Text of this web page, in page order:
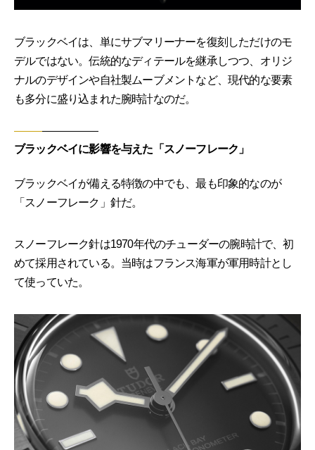
ブラックベイは、単にサブマリーナーを復刻しただけのモ
デルではない。伝統的なディテールを継承しつつ、オリジ
ナルのデザインや自社製ムーブメントなど、現代的な要素
も多分に盛り込まれた腕時計なのだ。
ブラックベイに影響を与えた「スノーフレーク」
ブラックベイが備える特徴の中でも、最も印象的なのが
「スノーフレーク」針だ。
スノーフレーク針は1970年代のチューダーの腕時計で、初
めて採用されている。当時はフランス海軍が軍用時計とし
て使っていた。